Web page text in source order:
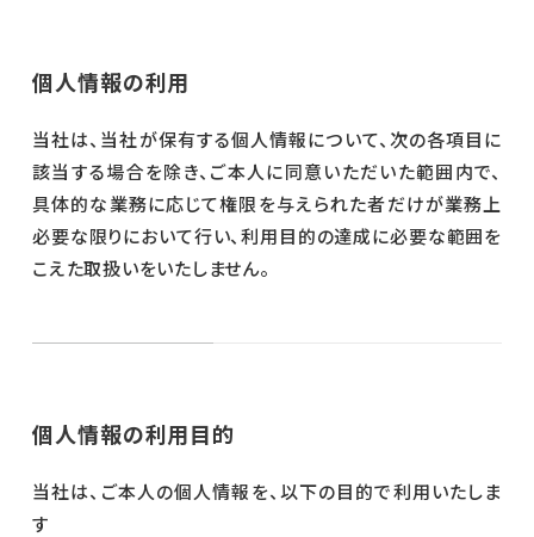
個人情報の利用
当社は、当社が保有する個人情報について、次の各項目に
該当する場合を除き、ご本人に同意いただいた範囲内で、
具体的な業務に応じて権限を与えられた者だけが業務上
必要な限りにおいて行い、利用目的の達成に必要な範囲を
こえた取扱いをいたしません。
個人情報の利用目的
当社は、ご本人の個人情報を、以下の目的で利用いたしま
す